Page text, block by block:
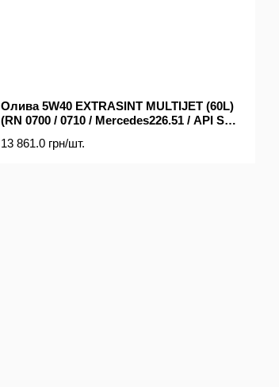
Олива 5W40 EXTRASINT MULTIJET (60L)
(RN 0700 / 0710 / Mercedes226.51 / API SN /
13 861.0 грн/шт.